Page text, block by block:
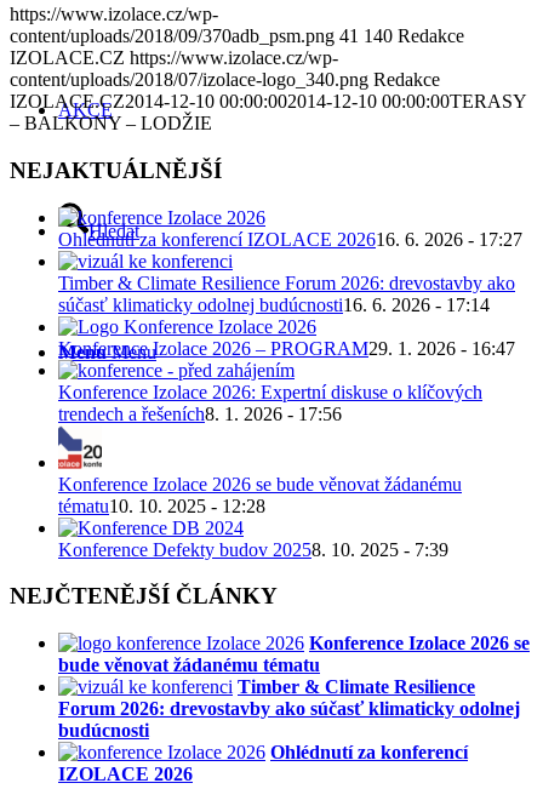
AKCE
Hledat
Menu Menu
https://www.izolace.cz/wp-
content/uploads/2018/09/370adb_psm.png 41 140 Redakce
IZOLACE.CZ https://www.izolace.cz/wp-
content/uploads/2018/07/izolace-logo_340.png Redakce
IZOLACE.CZ2014-12-10 00:00:002014-12-10 00:00:00TERASY
– BALKONY – LODŽIE
NEJAKTUÁLNĚJŠÍ
Ohlédnutí za konferencí IZOLACE 202616. 6. 2026 - 17:27
Timber & Climate Resilience Forum 2026: drevostavby ako
súčasť klimaticky odolnej budúcnosti16. 6. 2026 - 17:14
Konference Izolace 2026 – PROGRAM29. 1. 2026 - 16:47
Konference Izolace 2026: Expertní diskuse o klíčových
trendech a řešeních8. 1. 2026 - 17:56
Konference Izolace 2026 se bude věnovat žádanému
tématu10. 10. 2025 - 12:28
Konference Defekty budov 20258. 10. 2025 - 7:39
NEJČTENĚJŠÍ ČLÁNKY
Konference Izolace 2026 se
bude věnovat žádanému tématu
Timber & Climate Resilience
Forum 2026: drevostavby ako súčasť klimaticky odolnej
budúcnosti
Ohlédnutí za konferencí
IZOLACE 2026